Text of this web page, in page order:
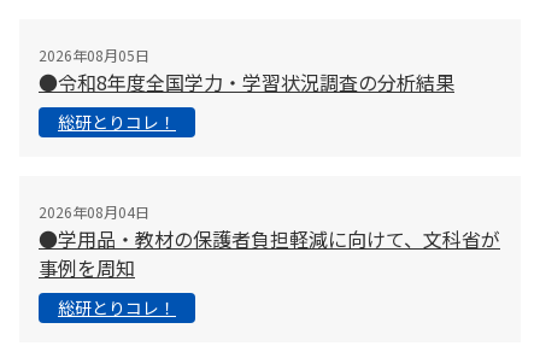
2026年08月05日
●令和8年度全国学力・学習状況調査の分析結果
総研とりコレ！
2026年08月04日
●学用品・教材の保護者負担軽減に向けて、文科省が
事例を周知
総研とりコレ！